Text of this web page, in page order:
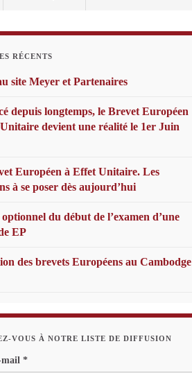
RÉCENTS
site Meyer et Partenaires
depuis longtemps, le Brevet Européen
devient une réalité le 1er Juin
Européen à Effet Unitaire. Les
à se poser dès aujourd’hui
du début de l’examen d’une
EP
des brevets Européens au Cambodge
VOUS À NOTRE LISTE DE DIFFUSION
mail *